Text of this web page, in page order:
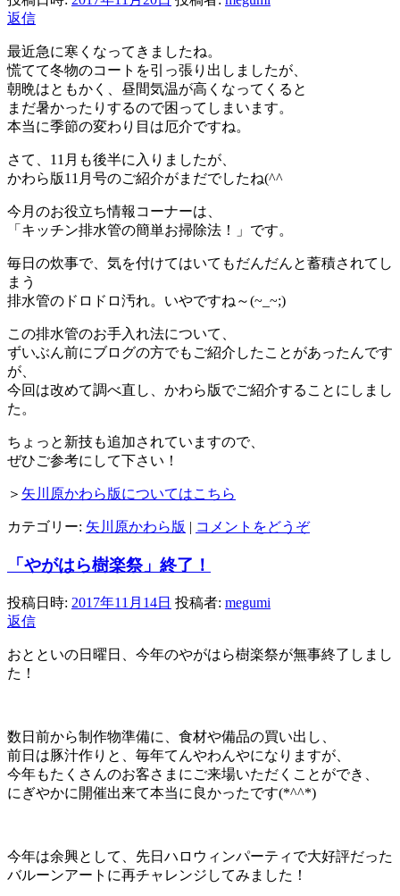
返信
最近急に寒くなってきましたね。
慌てて冬物のコートを引っ張り出しましたが、
朝晩はともかく、昼間気温が高くなってくると
まだ暑かったりするので困ってしまいます。
本当に季節の変わり目は厄介ですね。
さて、11月も後半に入りましたが、
かわら版11月号のご紹介がまだでしたね(^^ゞ
今月のお役立ち情報コーナーは、
「キッチン排水管の簡単お掃除法！」です。
毎日の炊事で、気を付けてはいてもだんだんと蓄積されてし
まう
排水管のドロドロ汚れ。いやですね～(~_~;)
この排水管のお手入れ法について、
ずいぶん前にブログの方でもご紹介したことがあったんです
が、
今回は改めて調べ直し、かわら版でご紹介することにしまし
た。
ちょっと新技も追加されていますので、
ぜひご参考にして下さい！
＞ 矢川原かわら版についてはこちら
カテゴリー: 矢川原かわら版 | コメントをどうぞ
「やがはら樹楽祭」終了！
投稿日時: 2017年11月14日 投稿者: megumi
返信
おとといの日曜日、今年のやがはら樹楽祭が無事終了しまし
た！
数日前から制作物準備に、食材や備品の買い出し、
前日は豚汁作りと、毎年てんやわんやになりますが、
今年もたくさんのお客さまにご来場いただくことができ、
にぎやかに開催出来て本当に良かったです(*^^*)
今年は余興として、先日ハロウィンパーティで大好評だった
バルーンアートに再チャレンジしてみました！